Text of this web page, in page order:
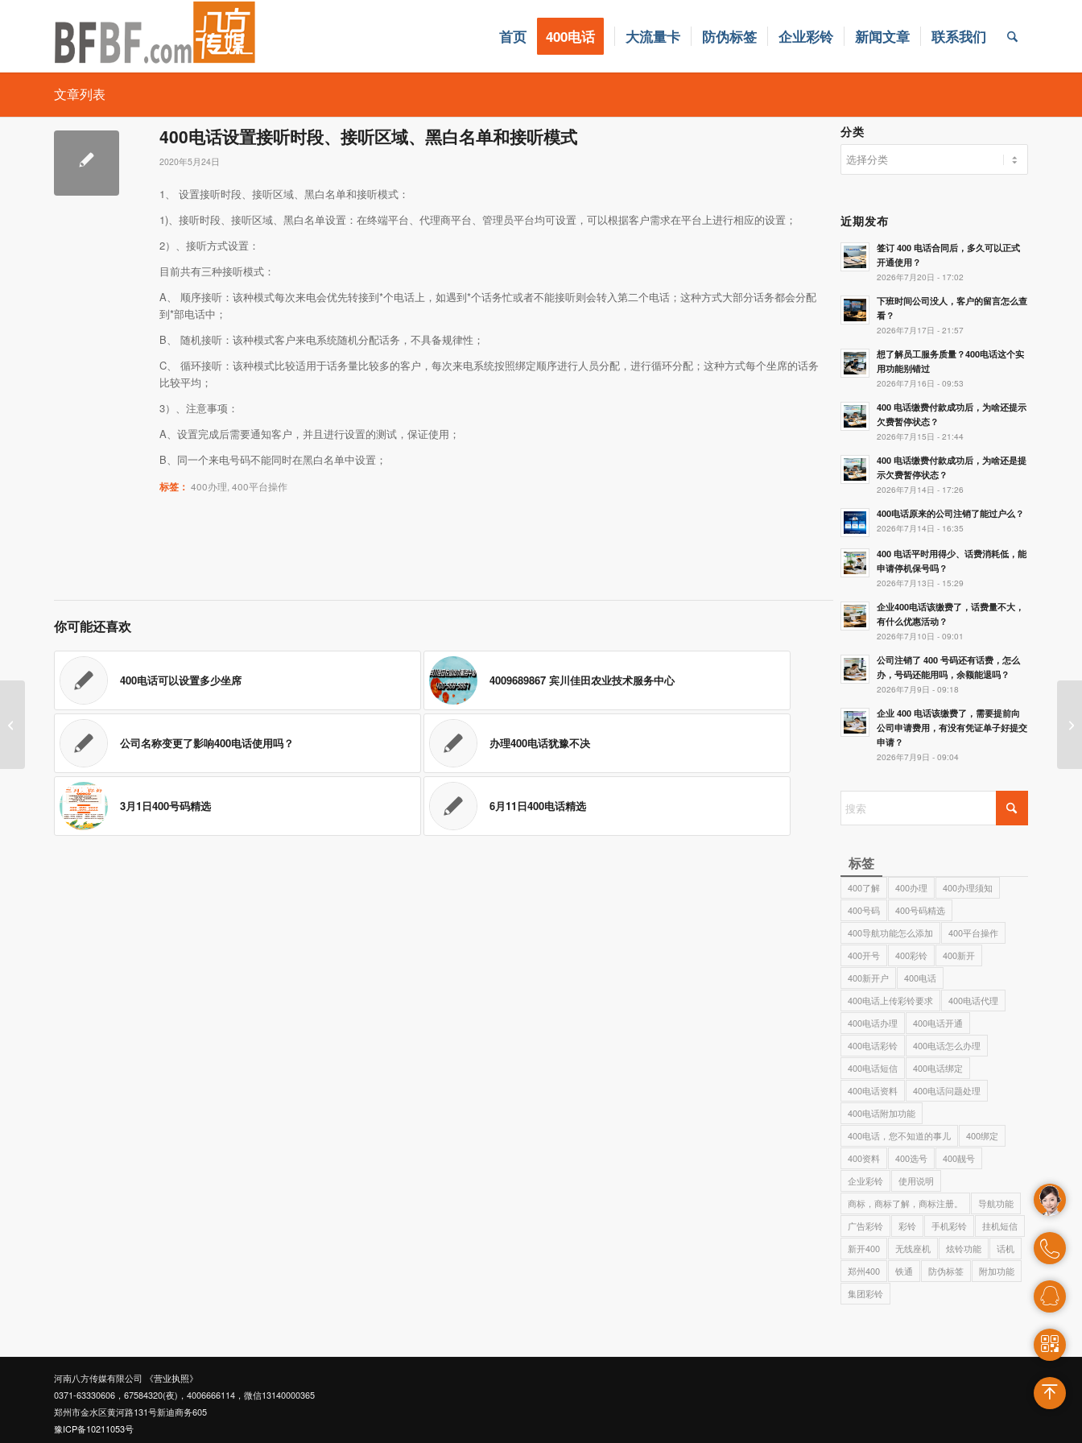
首页 400电话 大流量卡 防伪标签 企业彩铃 新闻文章 联系我们
文章列表
400电话设置接听时段、接听区域、黑白名单和接听模式
2020年5月24日
1、 设置接听时段、接听区域、黑白名单和接听模式：
1)、接听时段、接听区域、黑白名单设置：在终端平台、代理商平台、管理员平台均可设置，可以根据客户需求在平台上进行相应的设置；
2）、接听方式设置：
目前共有三种接听模式：
A、 顺序接听：该种模式每次来电会优先转接到*个电话上，如遇到*个话务忙或者不能接听则会转入第二个电话；这种方式大部分话务都会分配
到*部电话中；
B、 随机接听：该种模式客户来电系统随机分配话务，不具备规律性；
C、 循环接听：该种模式比较适用于话务量比较多的客户，每次来电系统按照绑定顺序进行人员分配，进行循环分配；这种方式每个坐席的话务
比较平均；
3）、注意事项：
A、设置完成后需要通知客户，并且进行设置的测试，保证使用；
B、同一个来电号码不能同时在黑白名单中设置；
标签： 400办理 400平台操作
你可能还喜欢
400电话可以设置多少坐席 4009689867 宾川佳田农业技术服务中心
公司名称变更了影响400电话使用吗？ 办理400电话犹豫不决
3月1日400号码精选 6月11日400电话精选
分类
类
近期发布
签订 400 电话合同后，多久可以正式
开通使用？
2026年7月20日 - 17:02
下班时间公司没人，客户的留言怎么查
看？
2026年7月17日 - 21:57
想了解员工服务质量？400电话这个实
用功能别错过
2026年7月16日 - 09:53
400 电话缴费付款成功后，为啥还提示
欠费暂停状态？
2026年7月15日 - 21:44
400 电话缴费付款成功后，为啥还是提
示欠费暂停状态？
2026年7月14日 - 17:26
400电话原来的公司注销了能过户么？
2026年7月14日 - 16:35
400 电话平时用得少、话费消耗低，能
申请停机保号吗？
2026年7月13日 - 15:29
企业400电话该缴费了，话费量不大，
有什么优惠活动？
2026年7月10日 - 09:01
公司注销了 400 号码还有话费，怎么
办，号码还能用吗，余额能退吗？
2026年7月9日 - 09:18
企业 400 电话该缴费了，需要提前向
公司申请费用，有没有凭证单子好提交
申请？
2026年7月9日 - 09:04
标签
400了解 400办理
400办理须知
400号码
400号码精选
400导航功能怎么添加
400平台操作
400开号
400彩铃
400新开
400新开户
400电话
400电话上传彩铃要求
400电话代理
400电话办理
400电话开通
400电话彩铃
400电话怎么办理
400电话短信
400电话绑定
400电话资料
400电话问题处理
400电话附加功能
400电话，您不知道的事儿
400绑定
400资料
400选号
400靓号
企业彩铃
使用说明
商标，商标了解，商标注册。
导航功能
广告彩铃
彩铃 手机彩铃
挂机短信
新开400
无线座机 炫铃功能
话机
郑州400
铁通 防伪标签
附加功能
集团彩铃
河南八方传媒有限公司
《营业执照》
0371-63330606，67584320(夜)，4006666114，微信13140000365
郑州市金水区黄河路131号新迪商务605
豫ICP备10211053号
对比普通的固话和手机，企业400电话
有什么不一样的优势...